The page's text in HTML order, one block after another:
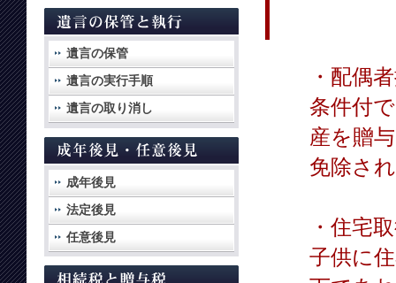
・配偶
条件付
産を贈
免除さ
・住宅
子供に
遺言の保管
遺言の実行手順
遺言の取り消し
成年後見
法定後見
任意後見